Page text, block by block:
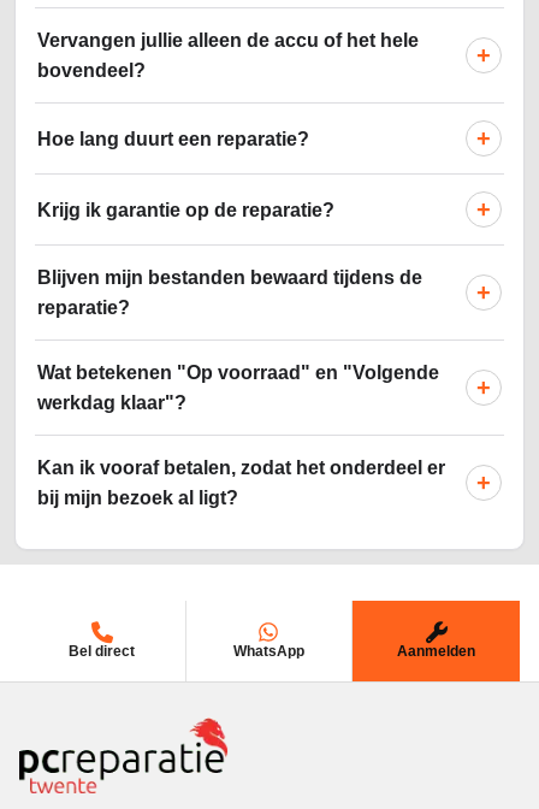
Vervangen jullie alleen de accu of het hele
bovendeel?
+
Hoe lang duurt een reparatie? +
Krijg ik garantie op de reparatie? +
Blijven mijn bestanden bewaard tijdens de
reparatie?
+
Wat betekenen "Op voorraad" en "Volgende
werkdag klaar"?
+
Kan ik vooraf betalen, zodat het onderdeel er
bij mijn bezoek al ligt?
+
Bel direct WhatsApp Aanmelden